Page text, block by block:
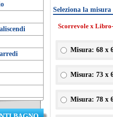
Seleziona la misura
Scorrevole x
Misura: 68 x
Misura: 73 x
Misura: 78 x